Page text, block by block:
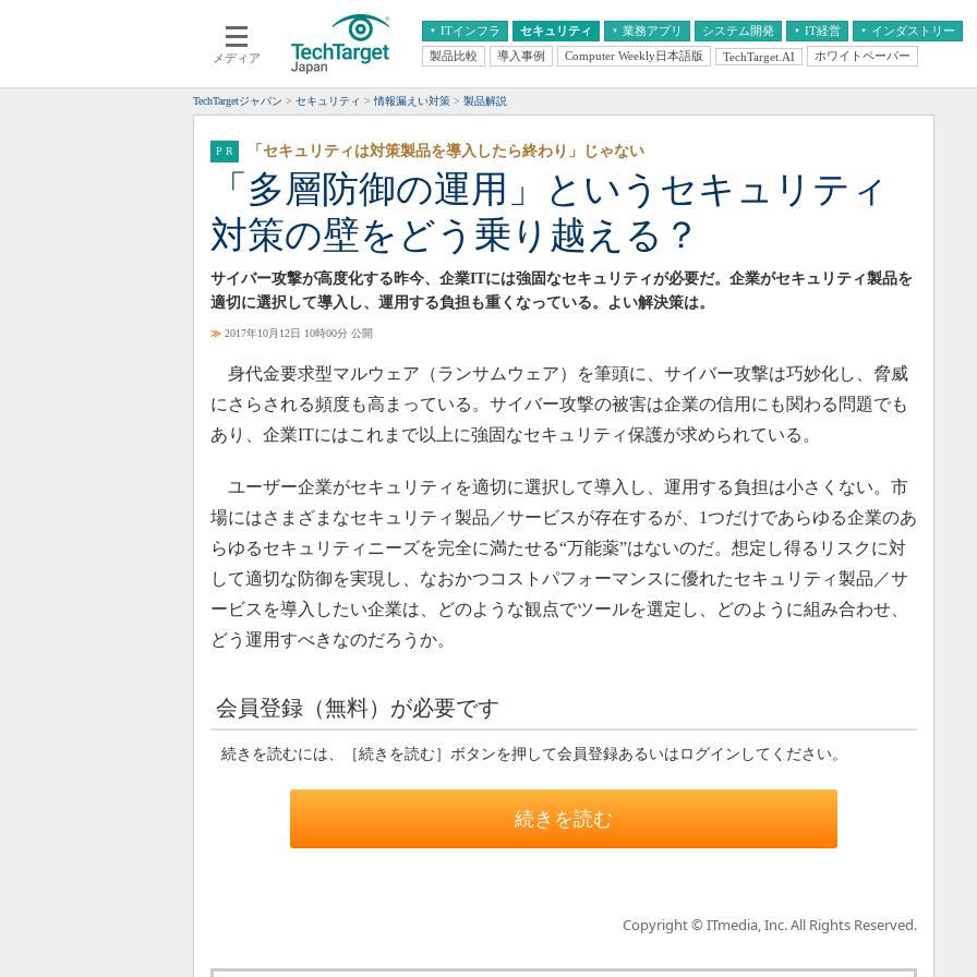
メディア
ITインフラ
クラウド
スマートモバイル
ネットワーク
システム運用管理
セキュリティ 業務アプリ
エンタープライズAI
ERP
CX
情報系システム
システム開発 IT経営
経営とIT
インダストリー
医療IT
製品比較 導入事例 Computer Weekly日本語版 TechTarget.AI ホワイトペーパー
TechTargetジャパン セキュリティ 情報漏えい対策 製品解説
「多層防御の運用」というセキュリティ
対策の壁をどう乗り越える？
「セキュリティは対策製品を導⼊したら終わり」じゃない
サイバー攻撃が高度化する昨今、企業ITには強固なセキュリティが必要だ。企業がセキュリティ製品を
適切に選択して導入し、運用する負担も重くなっている。よい解決策は。
≫ 2017年10月12日 10時00分 公開
身代金要求型マルウェア（ランサムウェア）を筆頭に、サイバー攻撃は巧妙化し、脅威
にさらされる頻度も高まっている。サイバー攻撃の被害は企業の信用にも関わる問題でも
あり、企業ITにはこれまで以上に強固なセキュリティ保護が求められている。
ユーザー企業がセキュリティを適切に選択して導入し、運用する負担は小さくない。市
場にはさまざまなセキュリティ製品／サービスが存在するが、1つだけであらゆる企業のあ
らゆるセキュリティニーズを完全に満たせる“万能薬”はないのだ。想定し得るリスクに対
して適切な防御を実現し、なおかつコストパフォーマンスに優れたセキュリティ製品／サ
ービスを導入したい企業は、どのような観点でツールを選定し、どのように組み合わせ、
どう運用すべきなのだろうか。
会員登録（無料）が必要です
続きを読むには、［続きを読む］ボタンを押して会員登録あるいはログインしてください。
続きを読む
Copyright © ITmedia, Inc. All Rights Reserved.